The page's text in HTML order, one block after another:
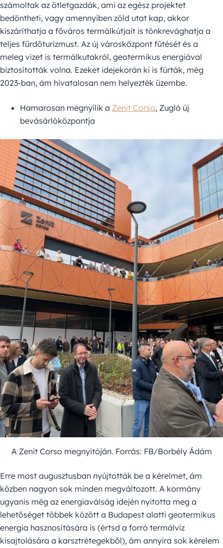
számoltak az ötletgazdák, ami az egész projektet
bedöntheti, vagy amennyiben zöld utat kap, akkor
kiszáríthatja a főváros termálkútjait is tönkrevághatja a
teljes fürdőturizmust. Az új városközpont fűtését és a
meleg vizet is termálkutakról, geotermikus energiával
biztosították volna. Ezeket idejekorán ki is fúrták, még
2023-ban, ám hivatalosan nem helyezték üzembe.
Hamarosan megnyílik a Zenit Corso, Zugló új
bevásárlóközpontja
A Zenit Corso megnyitóján. Forrás: FB/Borbély Ádám
Erre most augusztusban nyújtották be a kérelmet, ám
közben nagyon sok minden megváltozott. A kormány
ugyanis még az energiaválság idején nyitotta meg a
lehetőséget többek között a Budapest alatti geotermikus
energia hasznosítására is (értsd a forró termálvíz
kisajtolására a karsztrétegekből), ám annyira sok kérelem